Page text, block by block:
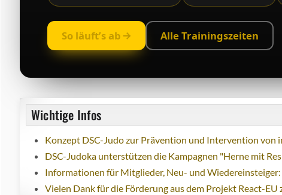
So läuft’s ab Alle Trainingszeiten
Wichtige Infos
Konzept DSC-Judo zur Prävention und Intervention
DSC-Judoka unterstützen die Kampagnen "Herne mit
Informationen für Mitglieder, Neu- und
Vielen Dank für die Förderung aus dem Projekt React-